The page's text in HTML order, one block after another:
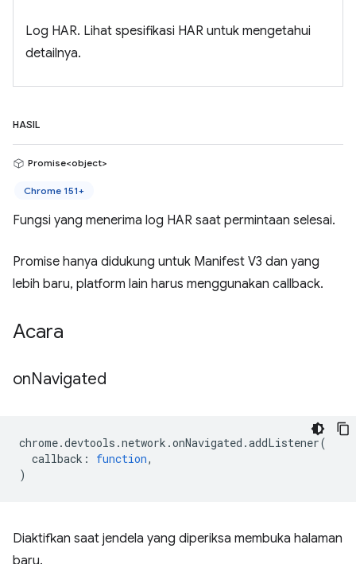
Log HAR. Lihat spesifikasi HAR untuk mengetahui
detailnya.
HASIL
Promise<object>
Chrome 151+
Fungsi yang menerima log HAR saat permintaan selesai.
Promise hanya didukung untuk Manifest V3 dan yang
lebih baru, platform lain harus menggunakan callback.
Acara
onNavigated
chrome.devtools .network .onNavigated .addListener(
callback : function,
)
Diaktifkan saat jendela yang diperiksa membuka halaman
baru.